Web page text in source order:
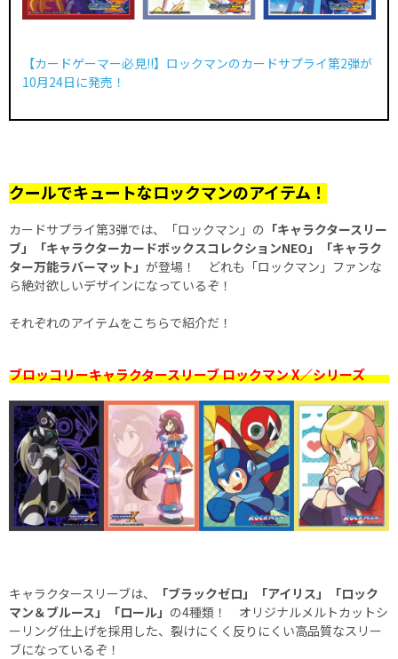
【カードゲーマー必見!!】ロックマンのカードサプライ第2弾が
10月24日に発売！
クールでキュートなロックマンのアイテム！
カードサプライ第3弾では、「ロックマン」の 「キャラクタースリー
ブ」「キャラクターカードボックスコレクションNEO」「キャラク
ター万能ラバーマット」 が登場！ どれも「ロックマン」ファンな
ら絶対欲しいデザインになっているぞ！
それぞれのアイテムをこちらで紹介だ！
ブロッコリーキャラクタースリーブ ロックマン X／シリーズ
キャラクタースリーブは、
「ブラックゼロ」「アイリス」「ロック
マン＆ブルース」「ロール」 の4種類！ オリジナルメルトカットシ
ーリング仕上げを採用した、裂けにくく反りにくい高品質なスリー
ブになっているぞ！